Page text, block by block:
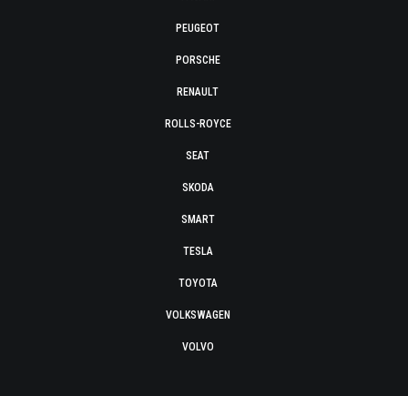
PEUGEOT
PORSCHE
RENAULT
ROLLS-ROYCE
SEAT
SKODA
SMART
TESLA
TOYOTA
VOLKSWAGEN
VOLVO